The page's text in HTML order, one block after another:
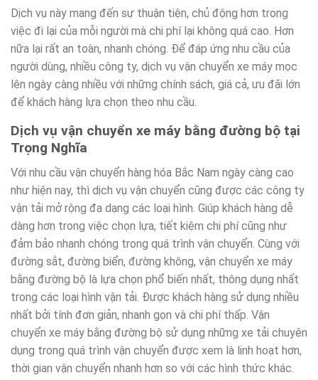
Dịch vụ này mang đến sự thuận tiện, chủ động hơn trong
việc đi lại của mỗi người mà chi phí lại không quá cao. Hơn
nữa lại rất an toàn, nhanh chóng. Để đáp ứng nhu cầu của
người dùng, nhiều công ty, dịch vụ vận chuyển xe máy mọc
lên ngày càng nhiều với những chính sách, giá cả, ưu đãi lớn
để khách hàng lựa chọn theo nhu cầu.
Dịch vụ vận chuyển xe máy bằng đường bộ tại
Trọng Nghĩa
Với nhu cầu vận chuyển hàng hóa Bắc Nam ngày càng cao
như hiện nay, thì dịch vụ vận chuyển cũng được các công ty
vận tải mở rộng đa dạng các loại hình. Giúp khách hàng dễ
dàng hơn trong việc chọn lựa, tiết kiệm chi phí cũng như
đảm bảo nhanh chóng trong quá trình vận chuyển. Cùng với
đường sắt, đường biển, đường không, vận chuyển xe máy
bằng đường bộ là lựa chọn phổ biến nhất, thông dụng nhất
trong các loại hình vận tải. Được khách hàng sử dụng nhiều
nhất bởi tính đơn giản, nhanh gọn và chi phí thấp. Vận
chuyển xe máy bằng đường bộ sử dụng những xe tải chuyên
dụng trong quá trình vận chuyển được xem là linh hoạt hơn,
thời gian vận chuyển nhanh hơn so với các hình thức khác.